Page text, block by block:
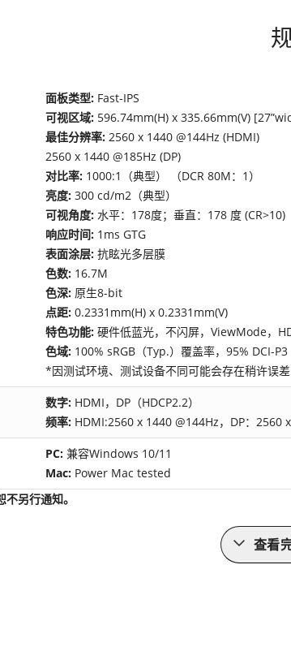
面板类型: Fast-IPS
可视区域: 596.74mm(H) x 335.66mm(V)
最佳分辨率: 2560 x 1440 @144Hz (HDMI)
2560 x 1440 @185Hz (DP)
对比率: 1000:1（典型） （DCR 80M：1）
亮度: 300 cd/m2（典型）
可视角度: 水平：178度；垂直：178 度 (CR>10)
响应时间: 1ms GTG
表面涂层: 抗眩光多层膜
色数: 16.7M
色深: 原生8-bit
点距: 0.2331mm(H) x 0.2331mm(V)
特色功能: 硬件低蓝光，不闪屏，ViewMode，
色域: 100% sRGB（Typ.）覆盖率，95% DCI-
*因测试环境、测试设备不同可能会存在稍许误
数字: HDMI，DP（HDCP2.2）
频率: HDMI:2560 x 1440 @144Hz，DP：2560
PC: 兼容Windows 10/11
Mac: Power Mac tested
另行通知。
查看